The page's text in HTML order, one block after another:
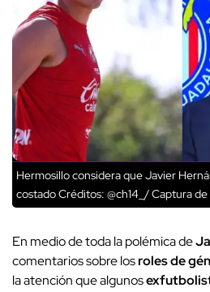
Hermosillo considera que Javier
costadoCréditos: @ch14_/ Captura
En medio de toda la polémica de
comentarios sobre losroles de
la atención que algunos